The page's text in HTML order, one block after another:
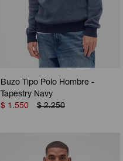
Buzo Tipo Polo Hombre -
Tapestry Navy
$ 1.550 $ 2.250